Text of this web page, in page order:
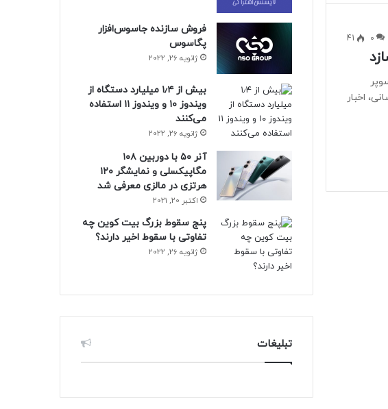
0
41
اخبار
فروش سازنده جاسوس‌افزار
پگاسوس
ژانویه 26, 2022
بیش از ۱٫۴ میلیارد دستگاه از
ویندوز ۱۰ و ویندوز ۱۱ استفاده
می‌کنند
ژانویه 26, 2022
آنر ۵۰ با دوربین ۱۰۸
مگاپیکسلی و نمایشگر ۱۲۰
هرتزی در مالزی معرفی شد
اکتبر 20, 2021
پنج سقوط بزرگ بیت کوین چه
تفاوتی با سقوط اخیر دارند؟
ژانویه 26, 2022
تبلیغات